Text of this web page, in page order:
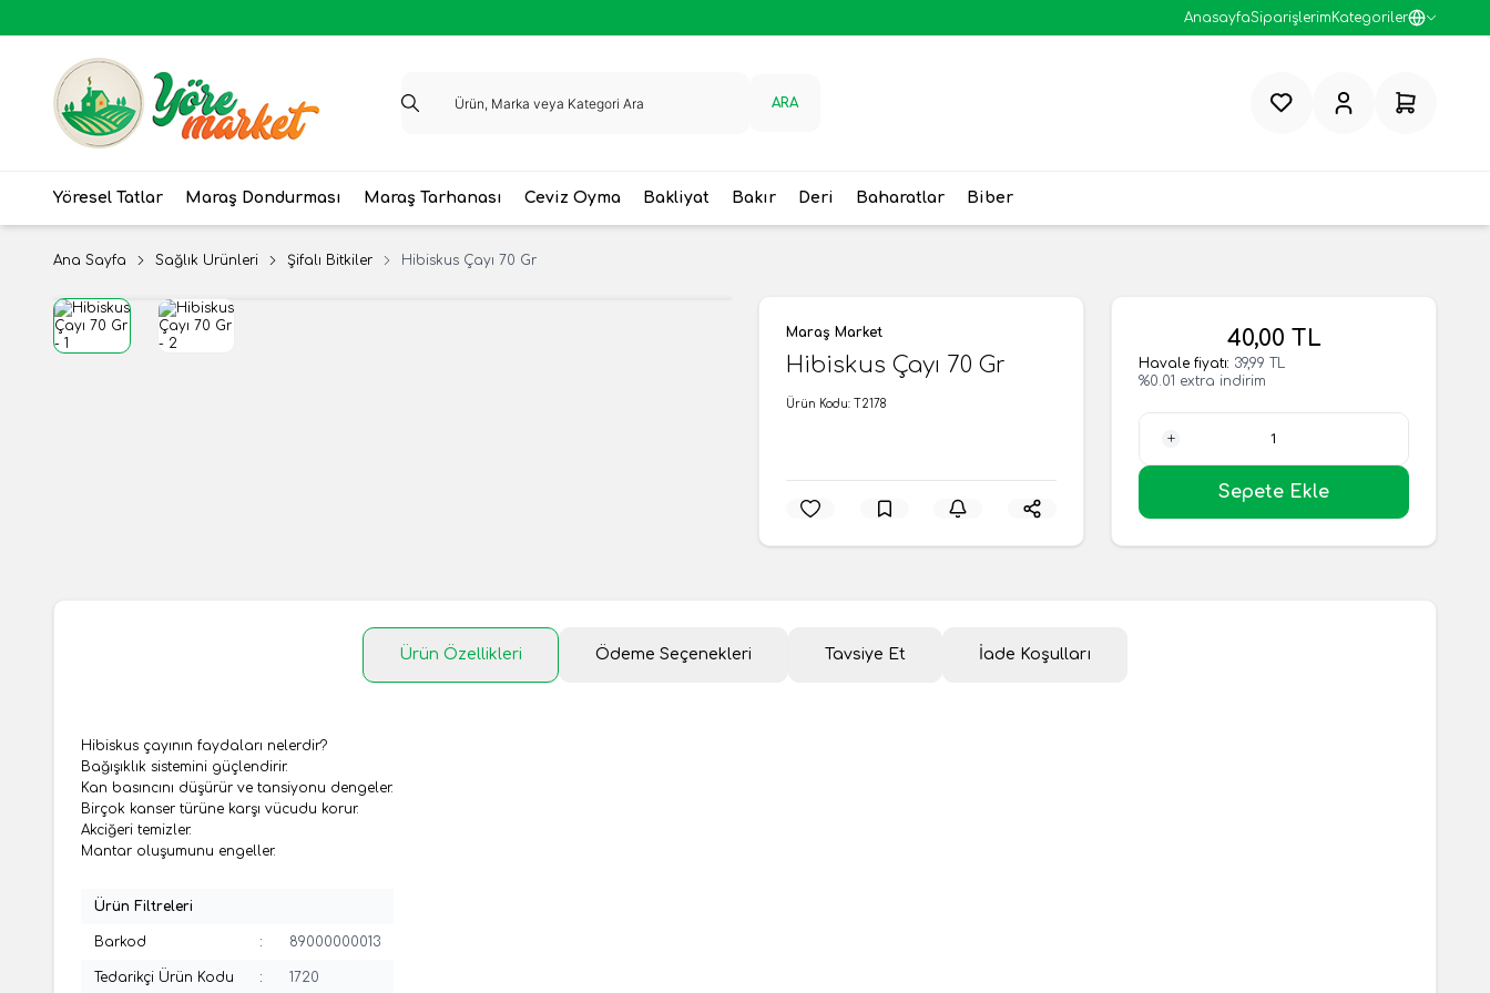
AnasayfaSiparişlerimKategoriler
ARA FavorilerimHesabım Sepetim
Yöresel Tatlar Maraş Dondurması Maraş Tarhanası Ceviz Oyma Bakliyat Bakır Deri Baharatlar Biber
Ana Sayfa Sağlık Ürünleri Şifalı Bitkiler Hibiskus Çayı 70 Gr
Maraş Market
Hibiskus Çayı 70 Gr
Ürün Kodu: T2178
40,00 TL
Havale fiyatı: 39,99 TL
%0.01 extra indirim
1 Adet
Sepete Ekle
Ürün Özellikleri Ödeme Seçenekleri Tavsiye Et İade Koşulları
Hibiskus çayının faydaları nelerdir?
Bağışıklık sistemini güçlendirir.
Kan basıncını düşürür ve tansiyonu dengeler.
Birçok kanser türüne karşı vücudu korur.
Akciğeri temizler.
Mantar oluşumunu engeller.
Ürün Filtreleri
Barkod : 89000000013
Tedarikçi Ürün Kodu : 1720